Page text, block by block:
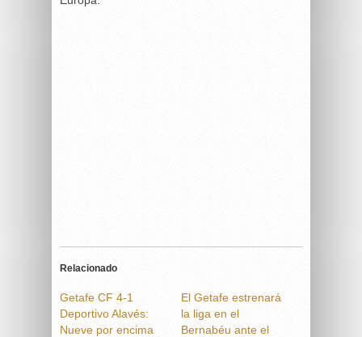
Relacionado
Getafe CF 4-1
Deportivo Alavés:
Nueve por encima
El Getafe estrenará
la liga en el
Bernabéu ante el